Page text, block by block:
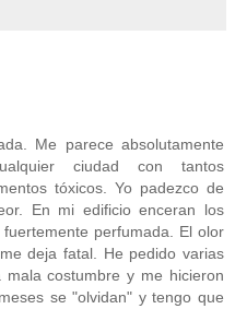
Me parece absolutamente
ciudad con tantos
tóxicos. Yo padezco de
En mi edificio enceran los
perfumada. El olor
deja fatal. He pedido varias
costumbre y me hicieron
se "olvidan" y tengo que